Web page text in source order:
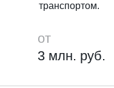
транспортом.
3 млн. руб.
от